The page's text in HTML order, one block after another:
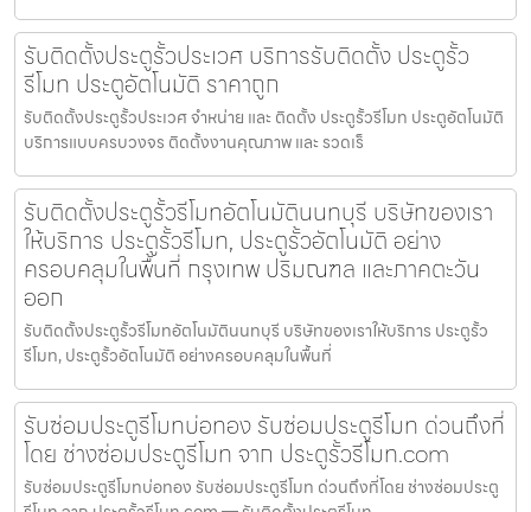
รับติดตั้งประตูรั้วประเวศ บริการรับติดตั้ง ประตูรั้ว
รีโมท ประตูอัตโนมัติ ราคาถูก
รับติดตั้งประตูรั้วประเวศ จำหน่าย และ ติดตั้ง ประตูรั้วรีโมท ประตูอัตโนมัติ
บริการแบบครบวงจร ติดตั้งงานคุณภาพ และ รวดเร็
รับติดตั้งประตูรั้วรีโมทอัตโนมัตินนทบุรี บริษัทของเรา
ให้บริการ ประตูรั้วรีโมท, ประตูรั้วอัตโนมัติ อย่าง
ครอบคลุมในพื้นที่ กรุงเทพ ปริมณฑล และภาคตะวัน
ออก
รับติดตั้งประตูรั้วรีโมทอัตโนมัตินนทบุรี บริษัทของเราให้บริการ ประตูรั้ว
รีโมท, ประตูรั้วอัตโนมัติ อย่างครอบคลุมในพื้นที่
รับซ่อมประตูรีโมทบ่อทอง รับซ่อมประตูรีโมท ด่วนถึงที่
โดย ช่างซ่อมประตูรีโมท จาก ประตูรั้วรีโมท.com
รับซ่อมประตูรีโมทบ่อทอง รับซ่อมประตูรีโมท ด่วนถึงที่โดย ช่างซ่อมประตู